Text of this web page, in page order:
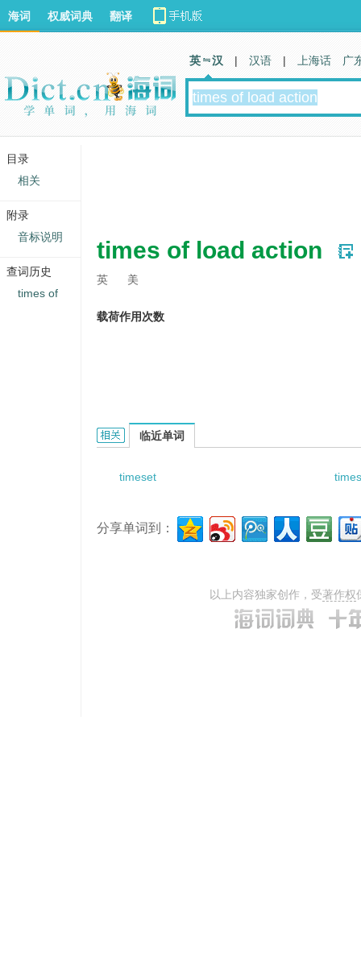
times of load action
英 美
载荷作用次数
times of load action的相关资料：
临近单词
timeset
分享单词到：
以上内容独家创作，受著作权
海词 权威词典 翻译
英 汉 | 汉语 | 上海话 广
目录
相关
附录
音标说明
查词历史
times of